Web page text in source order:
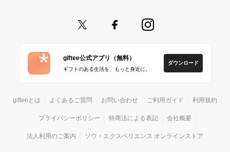
giftee公式アプリ（無料）
ギフトのある生活を、もっと身近に。
ダウンロード
gifteeとは よくあるご質問 お問い合わせ ご利用ガイド 利用規約
プライバシーポリシー 特商法による表記 会社概要
法人利用のご案内 ソウ・エクスペリエンス オンラインストア